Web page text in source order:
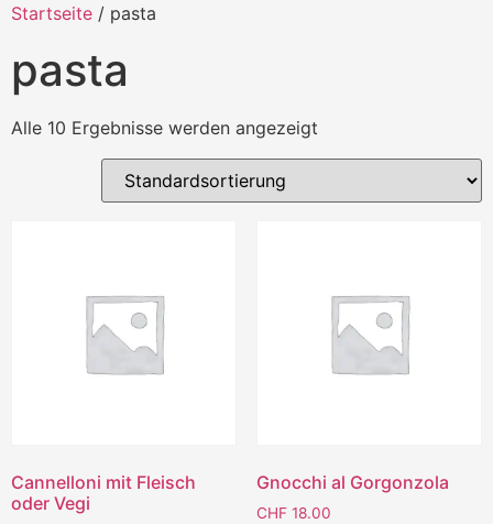
Startseite / pasta
pasta
Alle 10 Ergebnisse werden angezeigt
Cannelloni mit Fleisch
oder Vegi
Gnocchi al Gorgonzola
CHF18.00